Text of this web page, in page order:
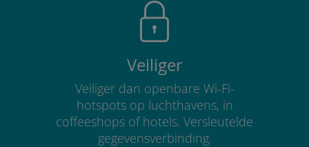
Veiliger
Veiliger dan openbare Wi-Fi-
hotspots op luchthavens, in
coffeeshops of hotels. Versleutelde
gegevensverbinding.